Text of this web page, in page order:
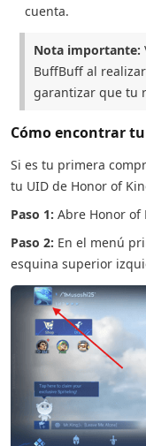
cuenta.
Nota importante:
BuffBuff al
garantizar que tu
Cómo encontrar
Si es tu primera
tu UID de Honor of
Paso 1: Abre Honor of
Paso 2: En el menú
esquina superior